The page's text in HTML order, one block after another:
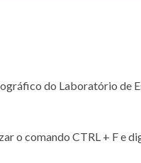
do Laboratório de
o comando CTRL + F e